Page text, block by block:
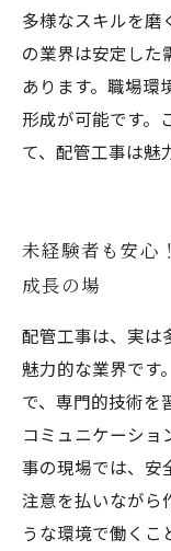
多様なスキルを磨
の業界は安定した
あります。職場環
形成が可能です。
て、配管工事は魅
未経験者も安心
成長の場
配管工事は、実は
魅力的な業界です
で、専門的技術を
コミュニケーショ
事の現場では、安
注意を払いながら
うな環境で働くこ